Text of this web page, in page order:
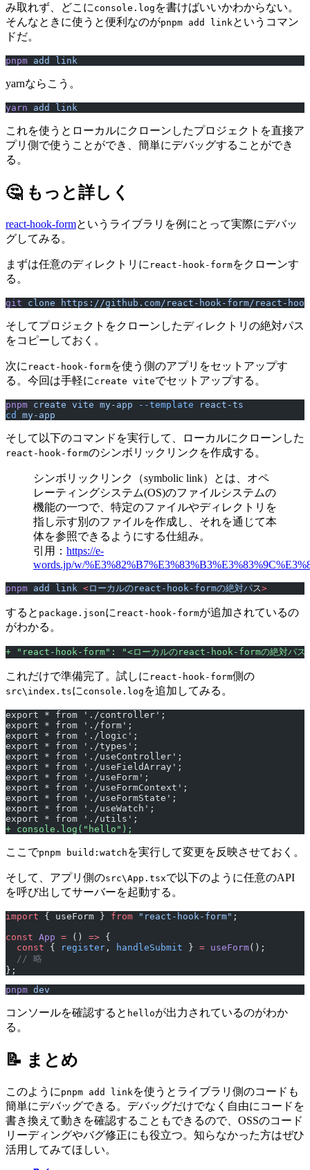
み取れず、どこにconsole.log を書けばいいかわからない。
そんなときに使うと便利なのがpnpm add linkというコマン
ドだ。
pnpm add link
yarnならこう。
yarn add link
これを使うとローカルにクローンしたプロジェクトを直接ア
プリ側で使うことができ、簡単にデバッグすることができ
る。
🤔 もっと詳しく
react-hook-formというライブラリを例にとって実際にデバッ
グしてみる。
まずは任意のディレクトリに react-hook-formをクローンす
る。
git clone https://github.com/react-hook-form/react-
そしてプロジェクトをクローンしたディレクトリの絶対パス
をコピーしておく。
次に react-hook-formを使う側のアプリをセットアップす
る。今回は手軽に create viteでセットアップする。
pnpm create vite my-app --template react-ts
cd
my-app
そして以下のコマンドを実行して、ローカルにクローンした
react-hook-formのシンボリックリンクを作成する。
シンボリックリンク（symbolic link）とは、オペ
レーティングシステム(OS)のファイルシステムの
機能の一つで、特定のファイルやディレクトリを
指し示す別のファイルを作成し、それを通じて本
体を参照できるようにする仕組み。
引用： https://e-
words.jp/w/
pnpm add link <ローカルのreact-hook-formの絶対パス>
すると package.jsonに react-hook-formが追加されているの
がわかる。
+ "react-hook-form": "<ローカルのreact-hook-formの絶対パス
これだけで準備完了。試しに react-hook-form側の
src\index.tsに console.log を追加してみる。
export * from './controller';
export * from './form';
export * from './logic';
export * from './types';
export * from './useController';
export * from './useFieldArray';
export * from './useForm';
export * from './useFormContext';
export * from './useFormState';
export * from './useWatch';
export * from './utils';
+ console.log("hello");
ここでpnpm build:watch を実行して変更を反映させておく。
そして、アプリ側のsrc\App.tsxで以下のように任意のAPI
を呼び出してサーバーを起動する。
import { useForm } from "react-hook-form" ;
const App = () => {
  const
{ register , handleSubmit } = useForm();
  // 略
};
pnpm dev
コンソールを確認すると helloが出力されているのがわか
る。
📝 まとめ
このように pnpm add linkを使うとライブラリ側のコードも
簡単にデバッグできる。デバッグだけでなく自由にコードを
書き換えて動きを確認することもできるので、OSSのコード
リーディングやバグ修正にも役立つ。知らなかった方はぜひ
活用してみてほしい。